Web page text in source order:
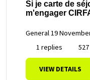
Si je carte de
m'engager
General19
1 replies
VIEW DETAILS